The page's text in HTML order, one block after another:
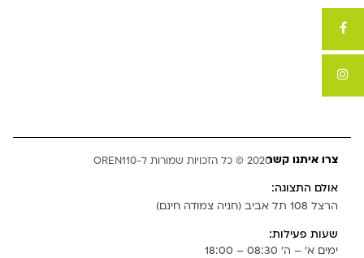
צרו איתנו קשר
אולם התצוגה:
הרצל 108 תל אביב (חניה צמודה חינם)
שעות פעילות:
ימים א' – ה' 08:30 – 18:00
2020 © כל הזכויות שמורות ל-OREN110